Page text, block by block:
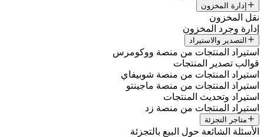
إدارة المخزون
نقل المخزون
إدارة وجرد المخزون
التصدير والاستيراد
استيراد المنتجات من منصة ووكومرس
قوالب تصدير المنتجات
استيراد المنتجات من منصة شوبيفاي
استيراد المنتجات من منصة ماجينتو
استيراد وتحديث المنتجات
استيراد المنتجات من منصة زد
متاجر التجزئة
الأسئلة الشائعة حول البيع بالتجزئة